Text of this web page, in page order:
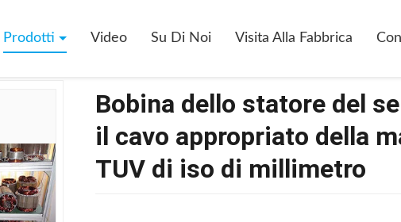
Prodotti Video Su Di Noi Visita Alla Fabbrica
Bobina Dello Statore Del Servomotore Che Inserisce Il Cavo Appropriato Della
Bobina dello statore del
il cavo appropriato della
TUV di iso di millimetro